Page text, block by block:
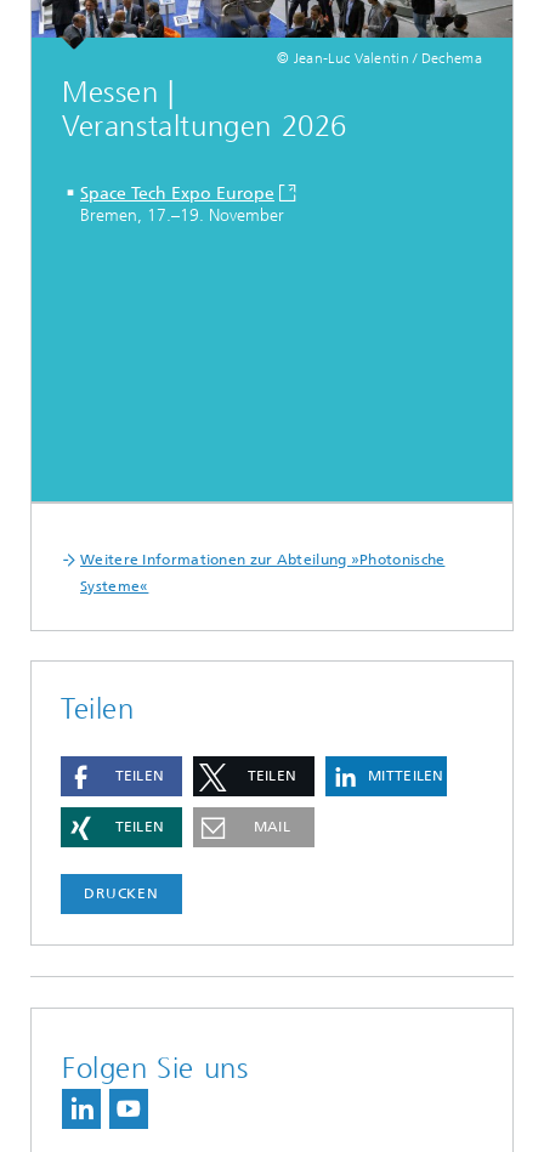
© Jean-Luc Valentin / Dechema
Messen |
Veranstaltungen 2026
Space Tech Expo Europe
Bremen, 17.–19. November
Weitere Informationen zur Abteilung »Photonische
Systeme«
Teilen
TEILEN TEILEN MITTEILEN
TEILEN MAIL
DRUCKEN
Folgen Sie uns